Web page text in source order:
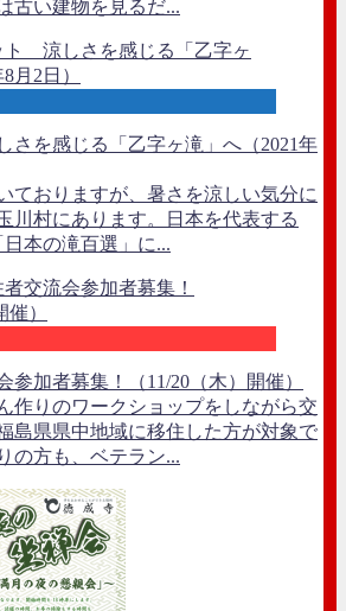
古い建物を見るだ...
を感じる「乙字ヶ滝」へ（2021年
ておりますが、暑さを涼しい気分に
川村にあります。日本を代表する
本の滝百選」に...
参加者募集！（11/20（木）開催）
作りのワークショップをしながら交
島県県中地域に移住した方が対象で
の方も、ベテラン...